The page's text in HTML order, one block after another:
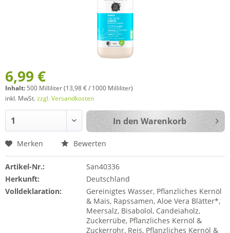
6,99 €
Inhalt: 500 Milliliter (13,98 € / 1000 Milliliter)
inkl. MwSt.zzgl. Versandkosten
In den Warenkorb
Merken Bewerten
Artikel-Nr.:
San40336
Herkunft:
Deutschland
Volldeklaration:
Gereinigtes Wasser, Pflanzliches Kernöl
& Mais, Rapssamen, Aloe Vera Blätter*,
Meersalz, Bisabolol, Candeiaholz,
Zuckerrübe, Pflanzliches Kernöl &
Zuckerrohr, Reis, Pflanzliches Kernöl &